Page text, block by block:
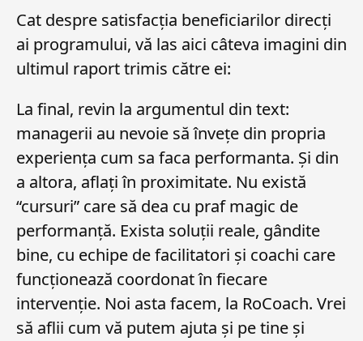
Cat despre satisfacția beneficiarilor direcți
ai programului, vă las aici câteva imagini din
ultimul raport trimis către ei:
La final, revin la argumentul din text:
managerii au nevoie să învețe din propria
experiența cum sa faca performanta. Și din
a altora, aflați în proximitate. Nu există
“cursuri” care să dea cu praf magic de
performanță. Exista soluții reale, gândite
bine, cu echipe de facilitatori și coachi care
funcționează coordonat în fiecare
intervenție. Noi asta facem, la RoCoach. Vrei
să aflii cum vă putem ajuta și pe tine și